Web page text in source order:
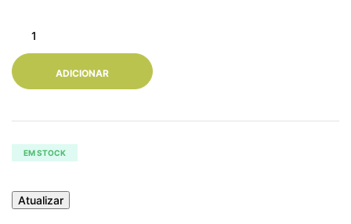
ADICIONAR
EM STOCK